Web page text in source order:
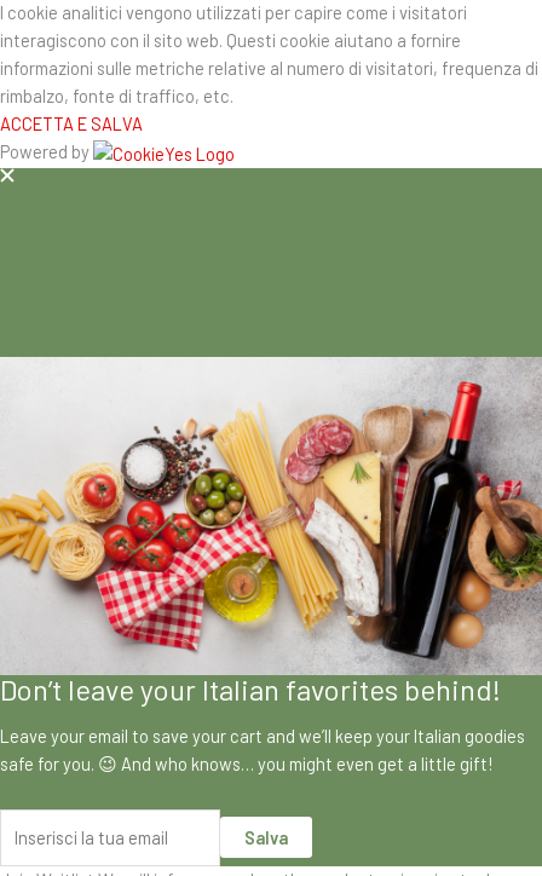
I cookie analitici vengono utilizzati per capire come i visitatori
interagiscono con il sito web. Questi cookie aiutano a fornire
informazioni sulle metriche relative al numero di visitatori, frequenza di
rimbalzo, fonte di traffico, etc.
ACCETTA E SALVA
Powered by
Don’t leave your Italian favorites behind!
Leave your email to save your cart and we’ll keep your Italian goodies
safe for you. 😉 And who knows… you might even get a little gift!
Salva